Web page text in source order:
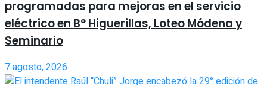
programadas para mejoras en el servicio
eléctrico en B° Higuerillas, Loteo Módena y
Seminario
7 agosto, 2026